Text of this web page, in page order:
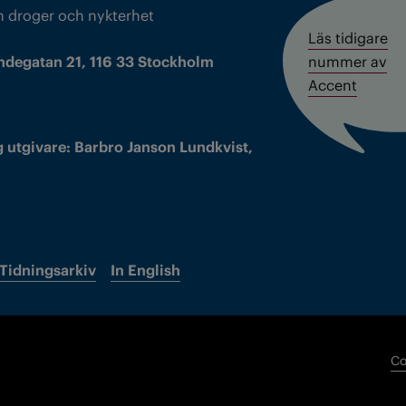
droger och nykterhet
21, 116 33 Stockholm
Barbro Janson Lundkvist,
Tidningsarkiv In English
Läs tidigare
nummer av
Accent